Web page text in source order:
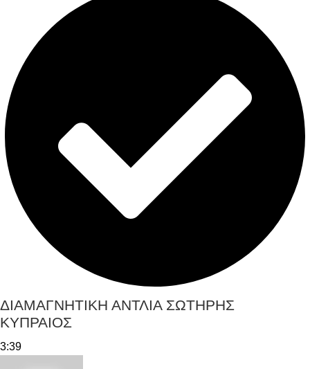
ΔΙΑΜΑΓΝΗΤΙΚΗ ΑΝΤΛΙΑ ΣΩΤΗΡΗΣ
ΚΥΠΡΑΙΟΣ
3:39